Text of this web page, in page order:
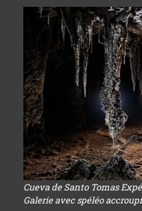
Cueva de Santo Tomas
Galerie avec spéléo